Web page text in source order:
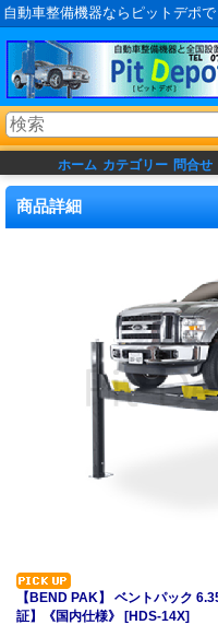
自動車整備機器ならピットデポで
ホーム カテゴリー 問合せ
商品詳細
【BEND PAK】 ベントパック
証】《国内仕様》 [HDS-14X]